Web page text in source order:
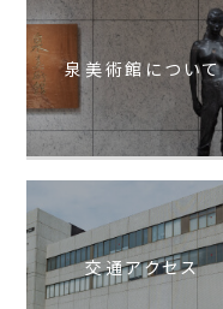
泉美術館について
交通アクセス